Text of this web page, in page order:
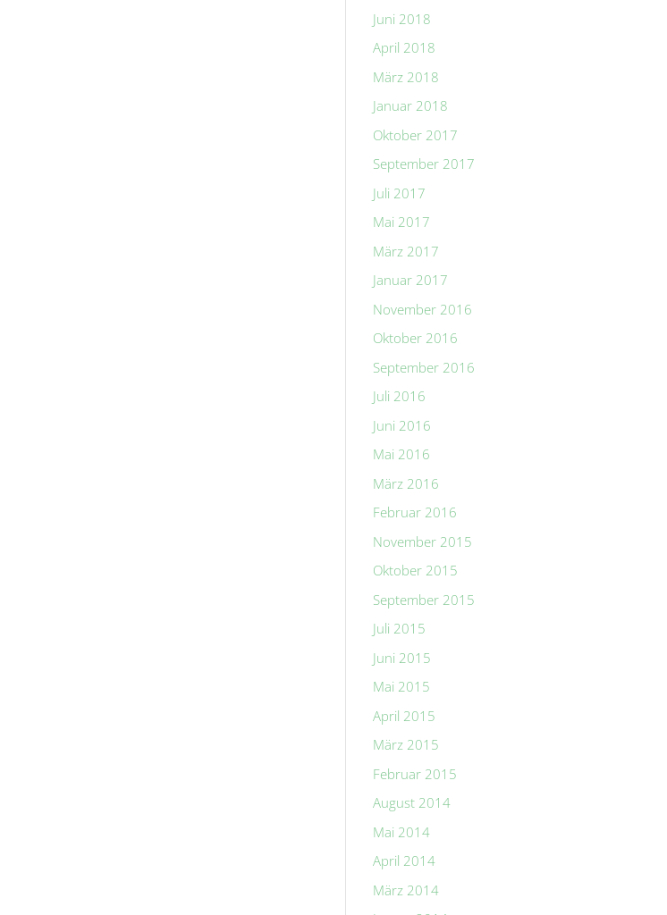
Juni 2018
April 2018
März 2018
Januar 2018
Oktober 2017
September 2017
Juli 2017
Mai 2017
März 2017
Januar 2017
November 2016
Oktober 2016
September 2016
Juli 2016
Juni 2016
Mai 2016
März 2016
Februar 2016
November 2015
Oktober 2015
September 2015
Juli 2015
Juni 2015
Mai 2015
April 2015
März 2015
Februar 2015
August 2014
Mai 2014
April 2014
März 2014